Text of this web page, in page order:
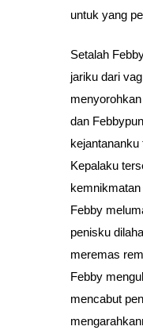
untuk yang
Setalah
jariku dari
dan
kejantananku
Kepalaku
Febby
penisku
meremas
Febby
mencabut